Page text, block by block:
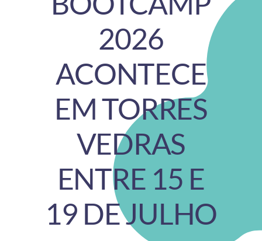
2026
ACONTECE
EM TORRES
VEDRAS
ENTRE 15 E
19 DE JULHO